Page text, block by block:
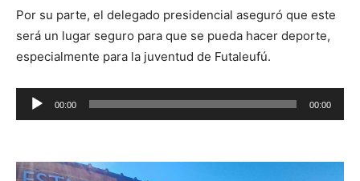
Por su parte, el delegado presidencial aseguró que este
será un lugar seguro para que se pueda hacer deporte,
especialmente para la juventud de Futaleufú.
Reproductor
de
00:00 00:00